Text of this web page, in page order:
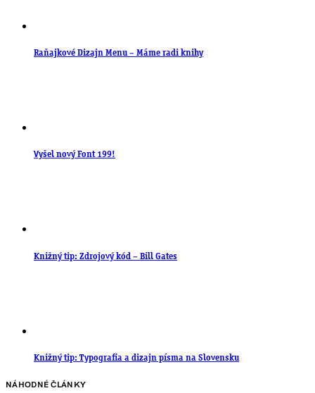
Raňajkové Dizajn Menu – Máme radi knihy
Vyšel nový Font 199!
Knižný tip: Zdrojový kód – Bill Gates
Knižný tip: Typografia a dizajn písma na Slovensku
NÁHODNÉ ČLÁNKY